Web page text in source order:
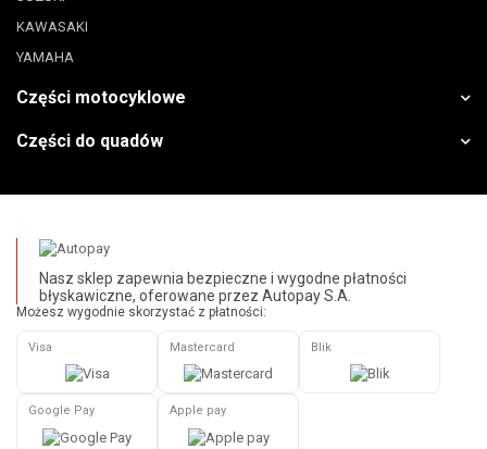
KAWASAKI
YAMAHA
Części motocyklowe
Części do quadów
Nasz sklep zapewnia bezpieczne i wygodne płatności
błyskawiczne, oferowane przez Autopay S.A.
Możesz wygodnie skorzystać z płatności:
Visa Mastercard Blik
Google Pay Apple pay